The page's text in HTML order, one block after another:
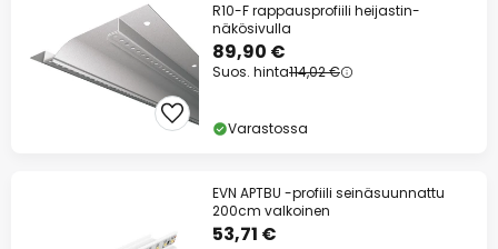
R10-F rappausprofiili heijastin-
näkösivulla
89,90 €
Suos. hinta114,02 €
Varastossa
EVN APTBU -profiili seinäsuunnattu
200cm valkoinen
53,71 €